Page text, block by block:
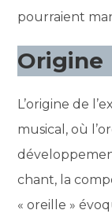
pourraient
Origine
L’origine de
musical, où
chant, la
« oreille »